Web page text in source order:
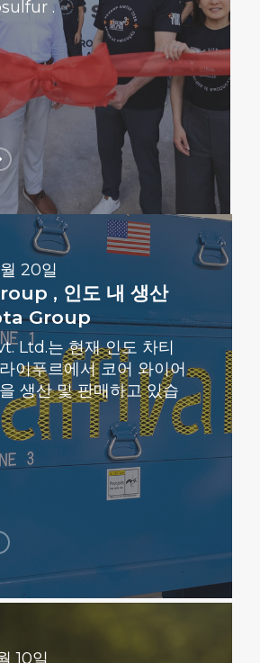
.
20일
, 인도 내 생산
Group
Ltd.는 현재 인도 차티
이푸르에서 코어 와이어
생산 및 판매하고 있습
10일